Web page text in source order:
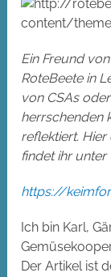
Ein Freund
RoteBeete in
von CSAs
herrschenden
reflektiert.
findet ihr unter
https://
Ich bin Karl,
Der Artikel ist